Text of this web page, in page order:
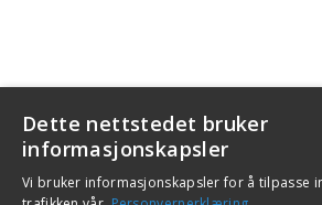
Dette nettstedet bruker
informasjonskapsler
Vi bruker informasjonskapsler for å tilpasse